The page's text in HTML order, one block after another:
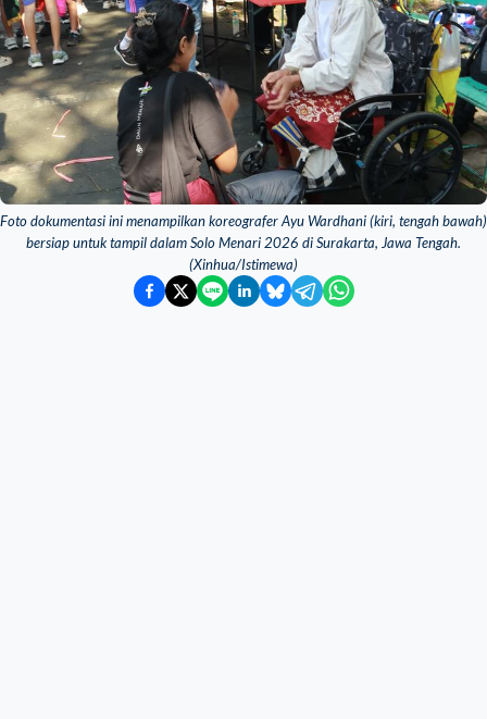
Foto dokumentasi ini menampilkan koreografer Ayu Wardhani (kiri, tengah bawah)
bersiap untuk tampil dalam Solo Menari 2026 di Surakarta, Jawa Tengah.
(Xinhua/Istimewa)